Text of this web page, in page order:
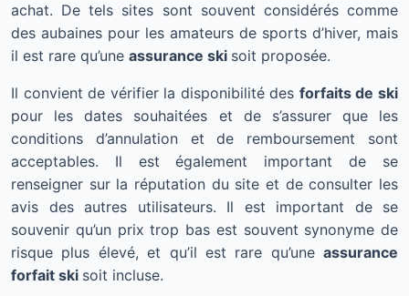
achat. De tels sites sont souvent considérés comme
des aubaines pour les amateurs de sports d’hiver, mais
il est rare qu’une assurance ski soit proposée.
Il convient de vérifier la disponibilité des forfaits de ski
pour les dates souhaitées et de s’assurer que les
conditions d’annulation et de remboursement sont
acceptables. Il est également important de se
renseigner sur la réputation du site et de consulter les
avis des autres utilisateurs. Il est important de se
souvenir qu’un prix trop bas est souvent synonyme de
risque plus élevé, et qu’il est rare qu’une assurance
forfait ski soit incluse.